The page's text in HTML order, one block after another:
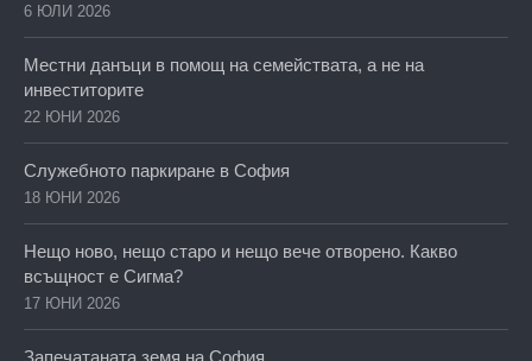
6 ЮЛИ 2026
Местни данъци в помощ на семействата, а не на
инвеститорите
22 ЮНИ 2026
Служебното паркиране в София
18 ЮНИ 2026
Нещо ново, нещо старо и нещо вече отворено. Какво
всъщност е Сигма?
17 ЮНИ 2026
Запечатаната земя на София